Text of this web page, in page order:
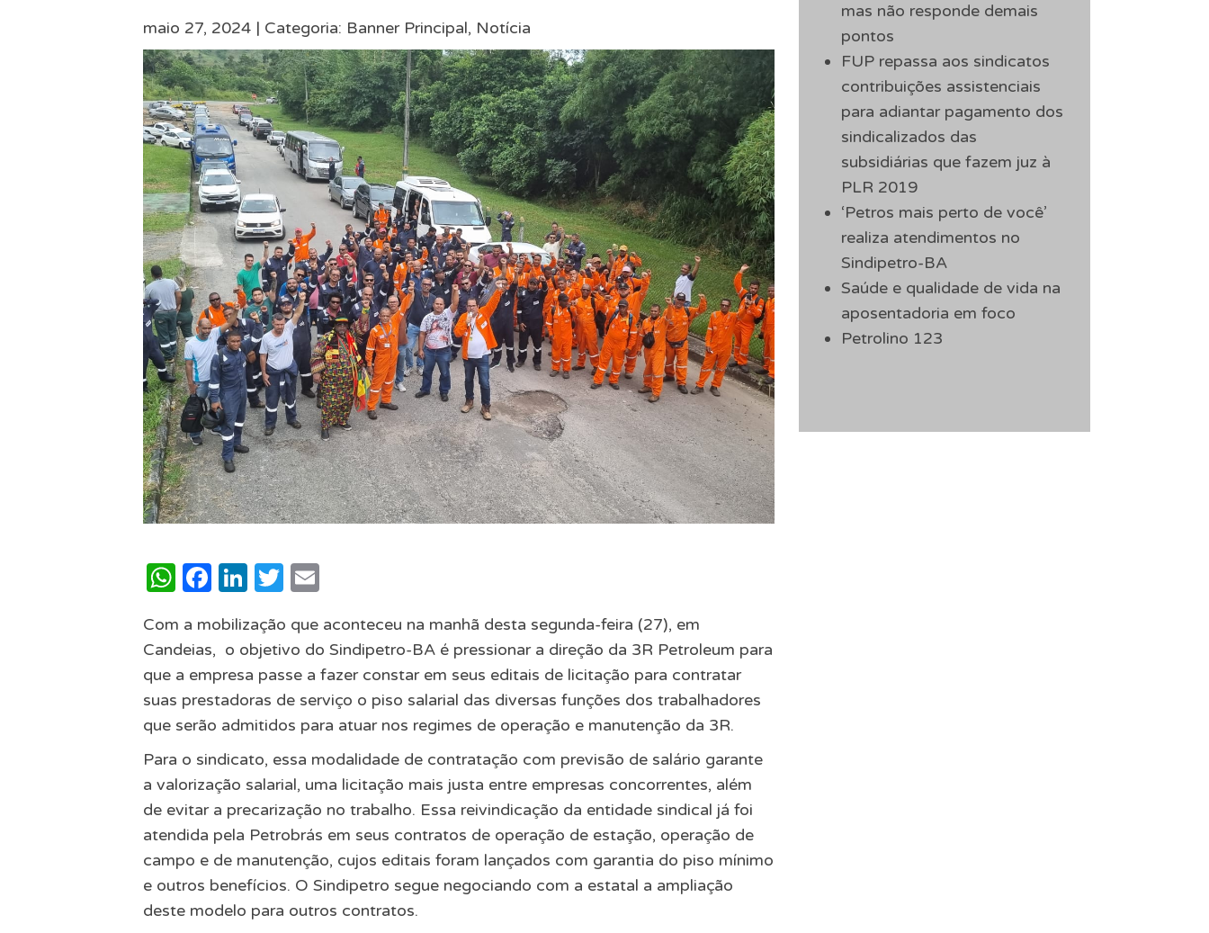
maio 27, 2024 | Categoria: Banner Principal, Notícia
WhatsApp
Facebook
LinkedIn
Twitter
Email
Com a mobilização que aconteceu na manhã desta segunda-feira (27), em
Candeias, o objetivo do Sindipetro-BA é pressionar a direção da 3R Petroleum para
que a empresa passe a fazer constar em seus editais de licitação para contratar
suas prestadoras de serviço o piso salarial das diversas funções dos trabalhadores
que serão admitidos para atuar nos regimes de operação e manutenção da 3R.
Para o sindicato, essa modalidade de contratação com previsão de salário garante
a valorização salarial, uma licitação mais justa entre empresas concorrentes, além
de evitar a precarização no trabalho. Essa reivindicação da entidade sindical já foi
atendida pela Petrobrás em seus contratos de operação de estação, operação de
campo e de manutenção, cujos editais foram lançados com garantia do piso mínimo
e outros benefícios. O Sindipetro segue negociando com a estatal a ampliação
deste modelo para outros contratos.
mas não responde demais
pontos
FUP repassa aos sindicatos
contribuições assistenciais
para adiantar pagamento dos
sindicalizados das
subsidiárias que fazem juz à
PLR 2019
‘Petros mais perto de você’
realiza atendimentos no
Sindipetro-BA
Saúde e qualidade de vida na
aposentadoria em foco
Petrolino 123